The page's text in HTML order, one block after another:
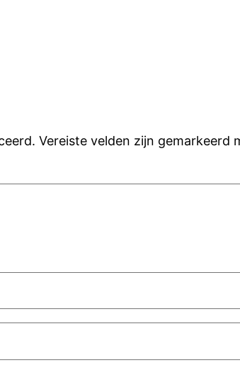
Vereiste velden zijn gemarkeerd